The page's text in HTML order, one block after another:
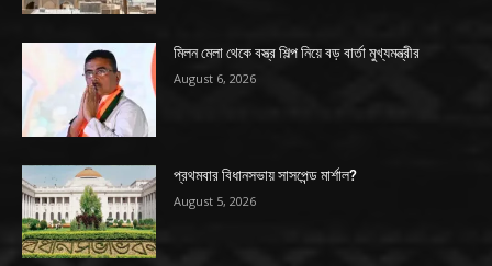
মিলন মেলা থেকে বস্ত্র শিল্প নিয়ে বড় বার্তা মুখ্যমন্ত্রীর
August 6, 2026
প্রথমবার বিধানসভায় সাসপেন্ড মার্শাল?
August 5, 2026